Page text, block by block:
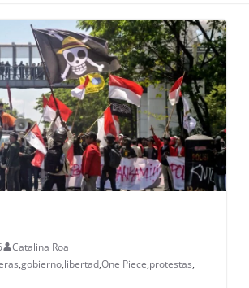
Catalina Roa
,gobierno,libertad,One Piece,protestas,